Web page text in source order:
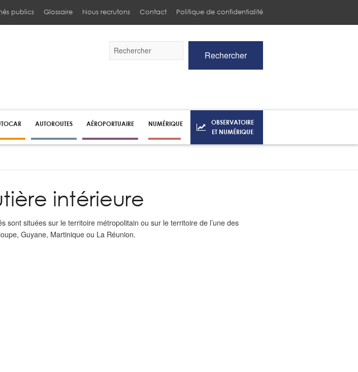
publics Glossaire Nous recrutons Contact Politique de confidentialité
par
la
Rechercher
AUTOROUTES AÉROPORTUAIRE NUMÉRIQUE
OBSERVATOIRE
ET NUMÉRIQUE
intérieure
sont situées sur le territoire métropolitain ou sur le territoire de l’une des
Guyane, Martinique ou La Réunion.